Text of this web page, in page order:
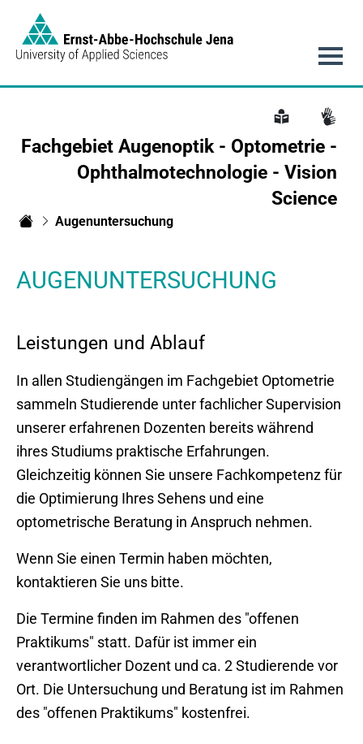
Fachgebiet Augenoptik - Optometrie -
Ophthalmotechnologie - Vision
Science
Augenuntersuchung
AUGENUNTERSUCHUNG
Leistungen und Ablauf
In allen Studiengängen im Fachgebiet Optometrie
sammeln Studierende unter fachlicher Supervision
unserer erfahrenen Dozenten bereits während
ihres Studiums praktische Erfahrungen.
Gleichzeitig können Sie unsere Fachkompetenz für
die Optimierung Ihres Sehens und eine
optometrische Beratung in Anspruch nehmen.
Wenn Sie einen Termin haben möchten,
kontaktieren Sie uns bitte.
Die Termine finden im Rahmen des "offenen
Praktikums" statt. Dafür ist immer ein
verantwortlicher Dozent und ca. 2 Studierende vor
Ort. Die Untersuchung und Beratung ist im Rahmen
des "offenen Praktikums" kostenfrei.